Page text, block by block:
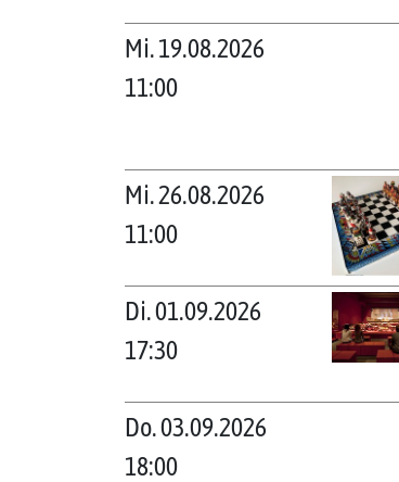
Mi. 19.08.2026
11:00
Mi. 26.08.2026
11:00
Di. 01.09.2026
17:30
Do. 03.09.2026
18:00